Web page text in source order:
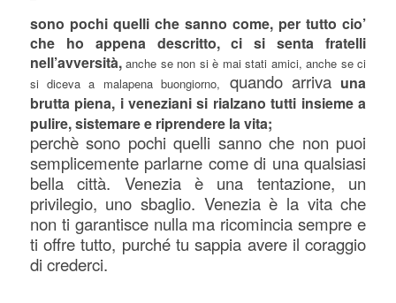
sono pochi quelli che sanno come, per tutto cio’
che ho appena descritto, ci si senta fratelli
nell’avversità,anche se non si è mai stati amici, anche se ci
si diceva a malapena buongiorno,
quando arriva una
brutta piena, i veneziani si rialzano tutti insieme a
pulire, sistemare e riprendere la vita;
perchè sono pochi quelli sanno che non puoi
semplicemente parlarne come di una qualsiasi
bella città. Venezia è una tentazione, un
privilegio, uno sbaglio. Venezia è la vita che
non ti garantisce nulla ma ricomincia sempre e
ti offre tutto, purché tu sappia avere il coraggio
di crederci.